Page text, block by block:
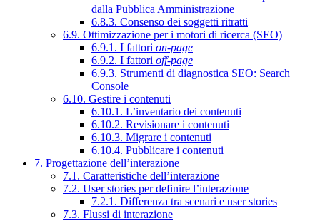
dalla Pubblica Amministrazione
6.8.3. Consenso dei soggetti ritratti
6.9. Ottimizzazione per i motori di ricerca (SEO)
6.9.1. I fattori on-page
6.9.2. I fattori off-page
6.9.3. Strumenti di diagnostica SEO: Search
Console
6.10. Gestire i contenuti
6.10.1. L’inventario dei contenuti
6.10.2. Revisionare i contenuti
6.10.3. Migrare i contenuti
6.10.4. Pubblicare i contenuti
7. Progettazione dell’interazione
7.1. Caratteristiche dell’interazione
7.2. User stories per definire l’interazione
7.2.1. Differenza tra scenari e user stories
7.3. Flussi di interazione